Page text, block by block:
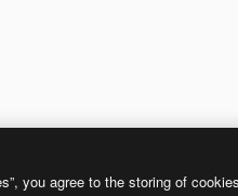
you agree to the storing of